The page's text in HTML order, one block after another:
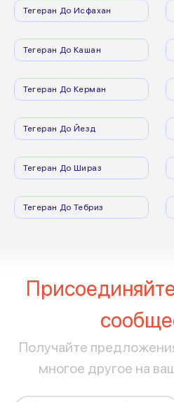
Тегеран До Исфахан
Тегеран До Кашан
Тегеран До Керман
Тегеран До Йезд
Тегеран До Шираз
Тегеран До Тебриз
Получайте
многое другое на